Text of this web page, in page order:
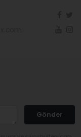
Gönder